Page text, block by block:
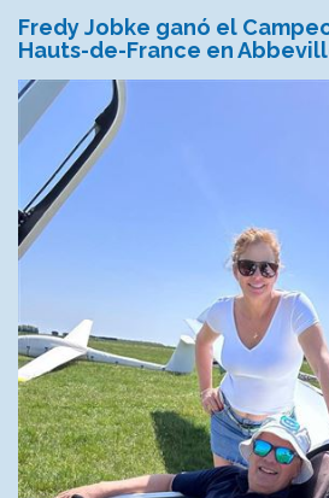
Fredy Jobke ganó el
Hauts-de-France en